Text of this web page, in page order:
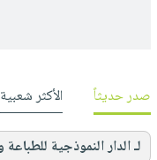
صدر حديثاً الأكثر شعبية
لـ الدار النموذجية للطباعة